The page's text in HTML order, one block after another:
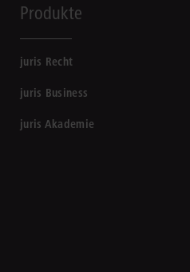
Produkte
juris Recht
juris Business
juris Akademie